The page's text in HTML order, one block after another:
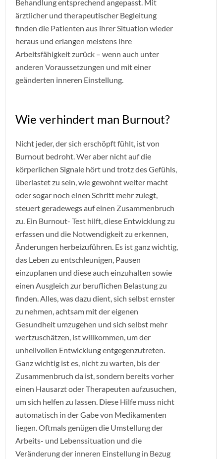
Behandlung entsprechend angepasst. Mit
ärztlicher und therapeutischer Begleitung
finden die Patienten aus ihrer Situation wieder
heraus und erlangen meistens ihre
Arbeitsfähigkeit zurück – wenn auch unter
anderen Voraussetzungen und mit einer
geänderten inneren Einstellung.
Wie verhindert man Burnout?
Nicht jeder, der sich erschöpft fühlt, ist von
Burnout bedroht. Wer aber nicht auf die
körperlichen Signale hört und trotz des Gefühls,
überlastet zu sein, wie gewohnt weiter macht
oder sogar noch einen Schritt mehr zulegt,
steuert geradewegs auf einen Zusammenbruch
zu. Ein Burnout- Test hilft, diese Entwicklung zu
erfassen und die Notwendigkeit zu erkennen,
Änderungen herbeizuführen. Es ist ganz wichtig,
das Leben zu entschleunigen, Pausen
einzuplanen und diese auch einzuhalten sowie
einen Ausgleich zur beruflichen Belastung zu
finden. Alles, was dazu dient, sich selbst ernster
zu nehmen, achtsam mit der eigenen
Gesundheit umzugehen und sich selbst mehr
wertzuschätzen, ist willkommen, um der
unheilvollen Entwicklung entgegenzutreten.
Ganz wichtig ist es, nicht zu warten, bis der
Zusammenbruch da ist, sondern bereits vorher
einen Hausarzt oder Therapeuten aufzusuchen,
um sich helfen zu lassen. Diese Hilfe muss nicht
automatisch in der Gabe von Medikamenten
liegen. Oftmals genügen die Umstellung der
Arbeits- und Lebenssituation und die
Veränderung der inneren Einstellung in Bezug